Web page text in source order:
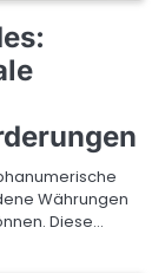
Währungen
Diese…